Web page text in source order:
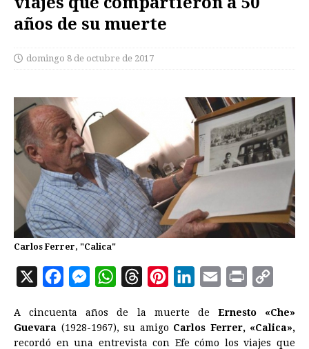
años de su muerte
domingo 8 de octubre de 2017
Carlos Ferrer, "Calica"
X
c
e
M
s
s
W
a
t
r
e
n
n
k
a
i
n
p
y
A cincuenta años de la muerte de Ernesto «Che»
Guevara (1928-1967), su amigo Carlos Ferrer, «Calica»,
recordó en una entrevista con Efe cómo los viajes que